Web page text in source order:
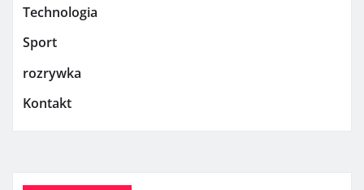
Technologia
Sport
rozrywka
Kontakt